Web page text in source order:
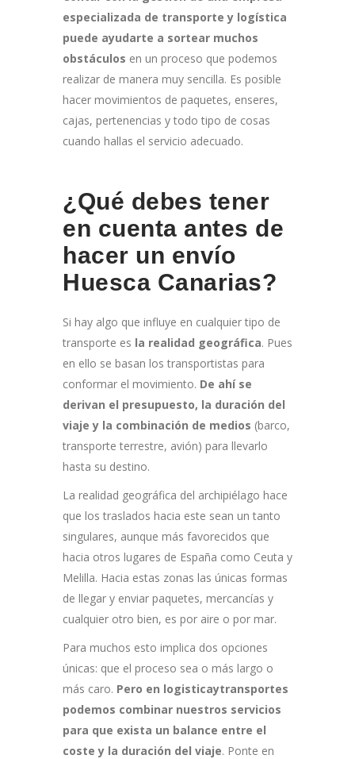
especializada de transporte y logística
puede ayudarte a sortear muchos
obstáculos en un proceso que podemos
realizar de manera muy sencilla. Es posible
hacer movimientos de paquetes, enseres,
cajas, pertenencias y todo tipo de cosas
cuando hallas el servicio adecuado.
¿Qué debes tener
en cuenta antes de
hacer un envío
Huesca Canarias?
Si hay algo que influye en cualquier tipo de
transporte es la realidad geográfica. Pues
en ello se basan los transportistas para
conformar el movimiento. De ahí se
derivan el presupuesto, la duración del
viaje y la combinación de medios (barco,
transporte terrestre, avión) para llevarlo
hasta su destino.
La realidad geográfica del archipiélago hace
que los traslados hacia este sean un tanto
singulares, aunque más favorecidos que
hacia otros lugares de España como Ceuta y
Melilla. Hacia estas zonas las únicas formas
de llegar y enviar paquetes, mercancías y
cualquier otro bien, es por aire o por mar.
Para muchos esto implica dos opciones
únicas: que el proceso sea o más largo o
más caro. Pero en logisticaytransportes
podemos combinar nuestros servicios
para que exista un balance entre el
coste y la duración del viaje. Ponte en